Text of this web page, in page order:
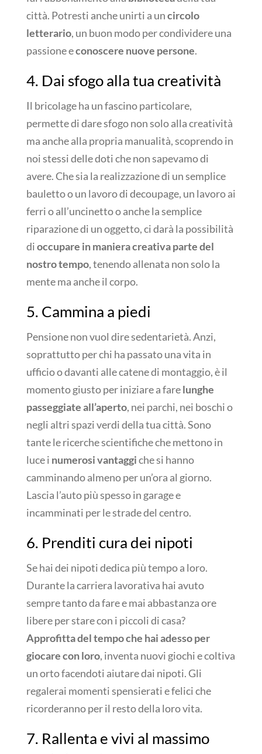
città. Potresti anche unirti a uncircolo
letterario, un buon modo per condividere una
passione econoscere nuove persone.
4. Dai sfogo alla tua creatività
Il bricolage ha un fascino particolare,
permette di dare sfogo non solo alla creatività
ma anche alla propria manualità, scoprendo in
noi stessi delle doti che non sapevamo di
avere. Che sia la realizzazione di un semplice
bauletto o un lavoro di decoupage, un lavoro ai
ferri o all’uncinetto o anche la semplice
riparazione di un oggetto, ci darà la possibilità
dioccupare in maniera creativa parte del
nostro tempo, tenendo allenata non solo la
mente ma anche il corpo.
5. Cammina a piedi
Pensione non vuol dire sedentarietà. Anzi,
soprattutto per chi ha passato una vita in
ufficio o davanti alle catene di montaggio, è il
momento giusto per iniziare a farelunghe
passeggiate all’aperto, nei parchi, nei boschi o
negli altri spazi verdi della tua città. Sono
tante le ricerche scientifiche che mettono in
luce i numerosi vantaggiche si hanno
camminando almeno per un’ora al giorno.
Lascia l’auto più spesso in garage e
incamminati per le strade del centro.
6. Prenditi cura dei nipoti
Se hai dei nipoti dedica più tempo a loro.
Durante la carriera lavorativa hai avuto
sempre tanto da fare e mai abbastanza ore
libere per stare con i piccoli di casa?
Approfitta del tempo che hai adesso per
giocare con loro, inventa nuovi giochi e coltiva
un orto facendoti aiutare dai nipoti. Gli
regalerai momenti spensierati e felici che
ricorderanno per il resto della loro vita.
7. Rallenta e vivi al massimo